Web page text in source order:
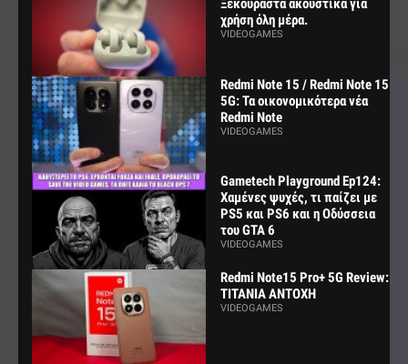
Ξεκούραστα ακουστικά για
χρήση όλη μέρα.
VIDEOGAMES
Redmi Note 15 / Redmi Note 15
5G: Τα οικονομικότερα νέα
Redmi Note
VIDEOGAMES
Gametech Playground Ep124:
Χαμένες ψυχές, τι παίζει με
PS5 και PS6 και η Οδύσσεια
του GTA 6
VIDEOGAMES
Redmi Note15 Pro+ 5G Review:
ΤΙΤΑΝΙΑ ΑΝΤΟΧΗ
VIDEOGAMES